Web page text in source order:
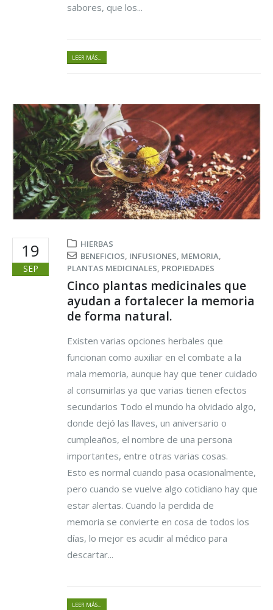
sabores, que los...
LEER MÁS...
19
SEP
HIERBAS
BENEFICIOS, INFUSIONES, MEMORIA,
PLANTAS MEDICINALES, PROPIEDADES
Cinco plantas medicinales que
ayudan a fortalecer la memoria
de forma natural.
Existen varias opciones herbales que
funcionan como auxiliar en el combate a la
mala memoria, aunque hay que tener cuidado
al consumirlas ya que varias tienen efectos
secundarios Todo el mundo ha olvidado algo,
donde dejó las llaves, un aniversario o
cumpleaños, el nombre de una persona
importantes, entre otras varias cosas.
Esto es normal cuando pasa ocasionalmente,
pero cuando se vuelve algo cotidiano hay que
estar alertas. Cuando la perdida de
memoria se convierte en cosa de todos los
días, lo mejor es acudir al médico para
descartar...
LEER MÁS...